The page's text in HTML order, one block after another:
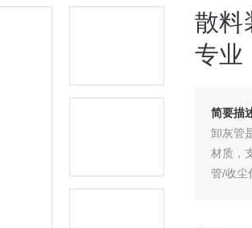
散料
专业
简要描
卸灰管
材质，
管/收尘